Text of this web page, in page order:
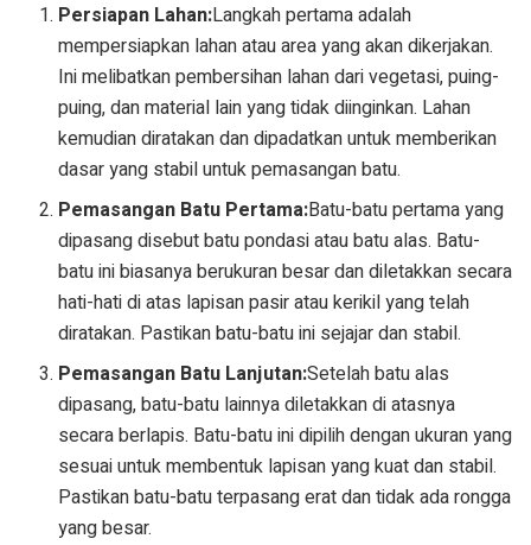
Persiapan Lahan:Langkah pertama adalah
mempersiapkan lahan atau area yang akan dikerjakan.
Ini melibatkan pembersihan lahan dari vegetasi, puing-
puing, dan material lain yang tidak diinginkan. Lahan
kemudian diratakan dan dipadatkan untuk memberikan
dasar yang stabil untuk pemasangan batu.
Pemasangan Batu Pertama:Batu-batu pertama yang
dipasang disebut batu pondasi atau batu alas. Batu-
batu ini biasanya berukuran besar dan diletakkan secara
hati-hati di atas lapisan pasir atau kerikil yang telah
diratakan. Pastikan batu-batu ini sejajar dan stabil.
Pemasangan Batu Lanjutan:Setelah batu alas
dipasang, batu-batu lainnya diletakkan di atasnya
secara berlapis. Batu-batu ini dipilih dengan ukuran yang
sesuai untuk membentuk lapisan yang kuat dan stabil.
Pastikan batu-batu terpasang erat dan tidak ada rongga
yang besar.